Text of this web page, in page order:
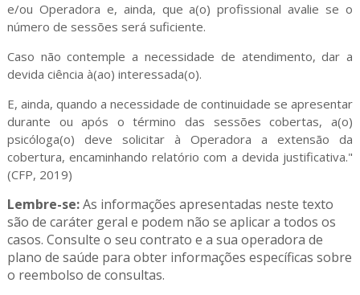
e/ou Operadora e, ainda, que a(o) profissional avalie se o
número de sessões será suficiente.
Caso não contemple a necessidade de atendimento, dar a
devida ciência à(ao) interessada(o).
E, ainda, quando a necessidade de continuidade se apresentar
durante ou após o término das sessões cobertas, a(o)
psicóloga(o) deve solicitar à Operadora a extensão da
cobertura, encaminhando relatório com a devida justificativa."
(CFP, 2019)
Lembre-se:As informações apresentadas neste texto
são de caráter geral e podem não se aplicar a todos os
casos. Consulte o seu contrato e a sua operadora de
plano de saúde para obter informações específicas sobre
o reembolso de consultas.